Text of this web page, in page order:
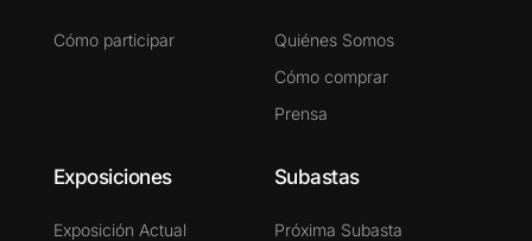
Cómo participar
Quiénes Somos
Cómo comprar
Prensa
Exposiciones
Exposición Actual
Subastas
Próxima Subasta